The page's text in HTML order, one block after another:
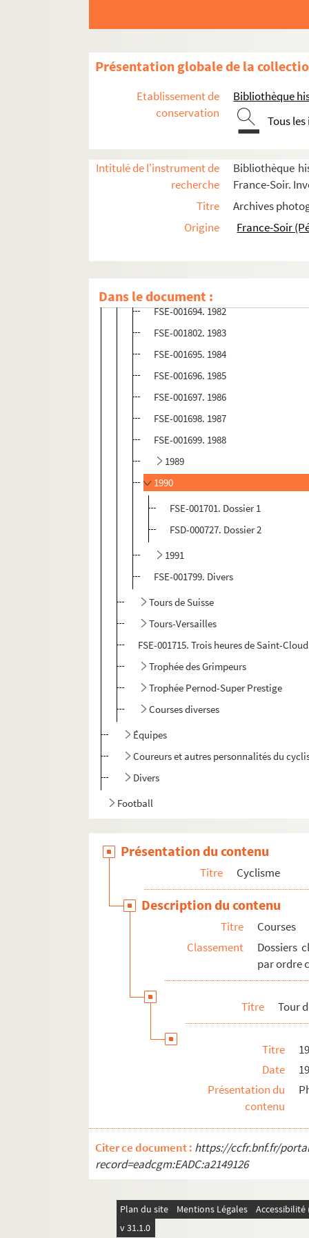
Présentation globale de la
Etablissement de
conservation
Bibliothèque
Tous
Intitulé de l'instrument de
recherche
Bibliothèque
France-Soir.
Titre
Archives
Origine
France-Soir
Dans le document :
Tour de France
FSE-001737. Tour de France des retraités
Tour de l'Avenir
Tour de Lombardie
Tour d'Espagne
Tour des États-Unis
Tour des Flandres
FSE-001689. 1947
FSE-001690. 1957
FSE-001693. 1979
FSE-001694. 1982
FSE-001802. 1983
FSE-001695. 1984
FSE-001696. 1985
FSE-001697. 1986
FSE-001698. 1987
FSE-001699. 1988
1989
1990
FSE-001701. Dossier 1
FSD-000727. Dossier 2
1991
FSE-001799. Divers
Tours de Suisse
Tours-Versailles
FSE-001715. Trois heures de Saint-Cloud
Trophée des Grimpeurs
Trophée Pernod-Super Prestige
Courses diverses
Équipes
Coureurs et autres personnalités du
Divers
Football
Présentation du contenu
Titre Cyclisme
Description du contenu
Titre
Courses
Classement
Dossiers
par ordre
Titre Tour
Titre
Date
Présentation du
contenu
Citer ce document : https://ccfr.bnf.fr/
record=eadcgm:EADC:a2149126
Plan du site Mentions Légales
v 31.1.0